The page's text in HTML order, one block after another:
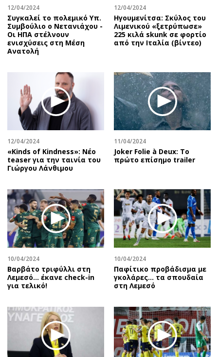
12/04/2024
Συγκαλεί το πολεμικό Υπ.
Συμβούλιο ο Νετανιάχου -
Οι ΗΠΑ στέλνουν
ενισχύσεις στη Μέση
Ανατολή
12/04/2024
Ηγουμενίτσα: Σκύλος του
Λιμενικού «ξετρύπωσε»
225 κιλά skunk σε φορτίο
από την Ιταλία (βίντεο)
12/04/2024
«Kinds of Kindness»: Νέο
teaser για την ταινία του
Γιώργου Λάνθιμου
11/04/2024
Joker Folie à Deux: Το
πρώτο επίσημο trailer
10/04/2024
Βαρβάτο τριφύλλι στη
Λεμεσό… έκανε check-in
για τελικό!
10/04/2024
Παφίτικο προβάδισμα με
γκολάρες… τα σπουδαία
στη Λεμεσό